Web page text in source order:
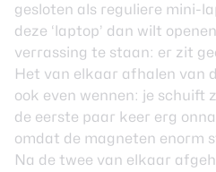
gesloten als reguliere mini-
deze ‘laptop’ dan wilt
verrassing te staan: er zit
Het van elkaar afhalen van
ook even wennen: je schuift
de eerste paar keer erg
omdat de magneten enorm
Na de twee van elkaar